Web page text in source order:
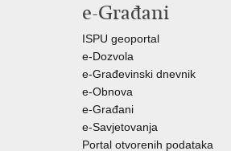
e-Građani
ISPU geoportal
e-Dozvola
e-Građevinski dnevnik
e-Obnova
e-Građani
e-Savjetovanja
Portal otvorenih podataka